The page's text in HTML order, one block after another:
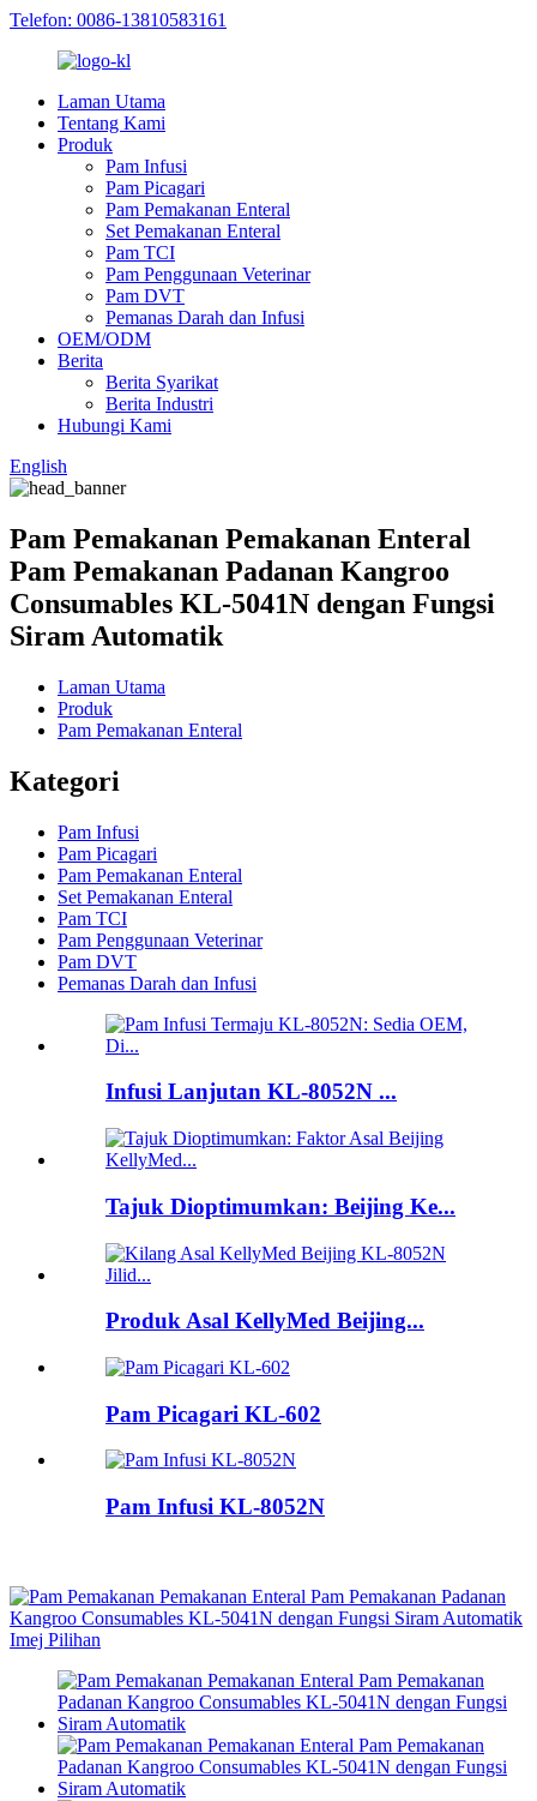
Telefon: 0086-13810583161
Laman Utama
Tentang Kami
Produk
Pam Infusi
Pam Picagari
Pam Pemakanan Enteral
Set Pemakanan Enteral
Pam TCI
Pam Penggunaan Veterinar
Pam DVT
Pemanas Darah dan Infusi
OEM/ODM
Berita
Berita Syarikat
Berita Industri
Hubungi Kami
English
Pam Pemakanan Pemakanan Enteral
Pam Pemakanan Padanan Kangroo
Consumables KL-5041N dengan Fungsi
Siram Automatik
Laman Utama
Produk
Pam Pemakanan Enteral
Kategori
Pam Infusi
Pam Picagari
Pam Pemakanan Enteral
Set Pemakanan Enteral
Pam TCI
Pam Penggunaan Veterinar
Pam DVT
Pemanas Darah dan Infusi
Infusi Lanjutan KL-8052N ...
Tajuk Dioptimumkan: Beijing Ke...
Produk Asal KellyMed Beijing...
Pam Picagari KL-602
Pam Infusi KL-8052N